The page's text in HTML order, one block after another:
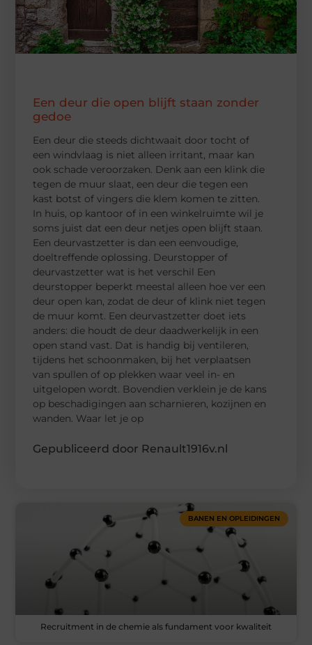
Een deur die open blijft staan zonder
gedoe
Een deur die steeds dichtwaait door tocht of
een windvlaag is niet alleen irritant, maar kan
ook schade veroorzaken. Denk aan een klink die
tegen de muur slaat, een deur die tegen een
kast botst of vingers die klem komen te zitten.
In huis, op kantoor of in een winkelruimte wil je
soms juist dat een deur netjes open blijft staan.
Een deurvastzetter is dan een eenvoudige,
doeltreffende oplossing. Deurstopper of
deurvastzetter wat is het verschil Een
deurstopper beperkt meestal alleen hoe ver een
deur open kan, zodat de deur of klink niet tegen
de muur komt. Een deurvastzetter doet iets
anders: die houdt de deur daadwerkelijk in een
open stand vast. Dat is handig bij ventileren,
tijdens het schoonmaken, bij het verplaatsen
van spullen of op plekken waar veel in- en
uitgelopen wordt. Bovendien verklein je de kans
op beschadigingen aan scharnieren, kozijnen en
wanden. Waar let je op
Gepubliceerd door Renault1916v.nl
BANEN EN OPLEIDINGEN
Recruitment in de chemie als fundament voor kwaliteit